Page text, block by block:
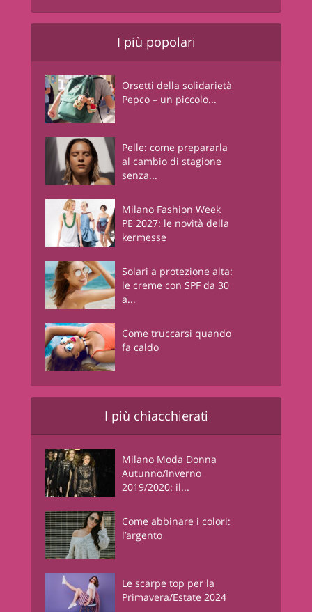
I più popolari
Orsetti della solidarietà
Pepco – un piccolo...
Pelle: come prepararla
al cambio di stagione
senza...
Milano Fashion Week
PE 2027: le novità della
kermesse
Solari a protezione alta:
le creme con SPF da 30
a...
Come truccarsi quando
fa caldo
I più chiacchierati
Milano Moda Donna
Autunno/Inverno
2019/2020: il...
Come abbinare i colori:
l’argento
Le scarpe top per la
Primavera/Estate 2024